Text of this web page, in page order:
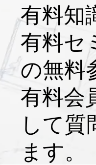
有料知
有料セ
の無料
有料会
して質
ます。